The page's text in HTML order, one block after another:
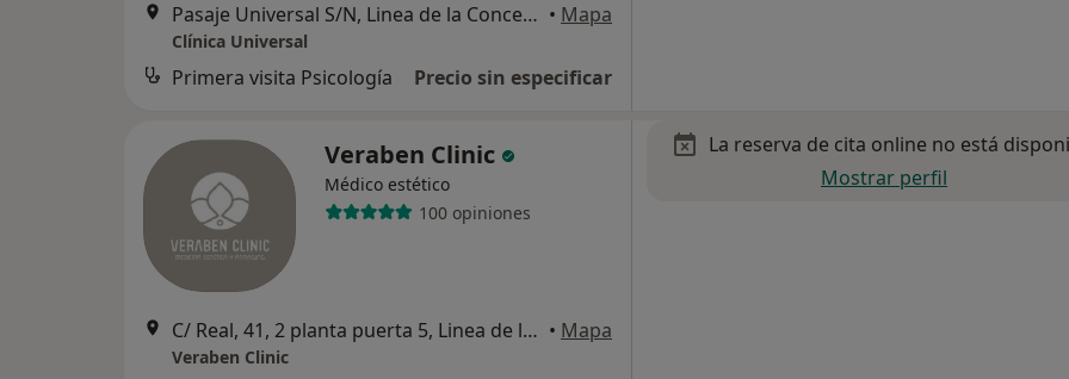
Pasaje Universal S/N, Linea de la Concepción • Mapa
Clínica Universal
Primera visita Psicología Precio sin especificar
Veraben Clinic
Médico estético
100 opiniones
C/ Real, 41, 2 planta puerta 5, Linea de la Concepción • Mapa
Veraben Clinic
La reserva de cita online no está
Mostrar perfil